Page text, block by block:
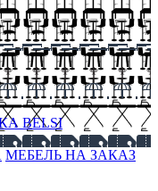
BELSI
МЕБЕЛЬ НА ЗАКАЗ